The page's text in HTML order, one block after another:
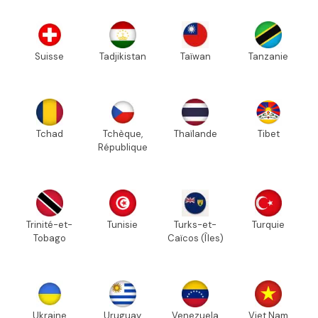
Suisse Tadjikistan Taïwan Tanzanie
Tchad
Tchèque,
République
Thaïlande Tibet
Trinité-et-
Tobago
Tunisie
Turks-et-
Caïcos (Îles)
Turquie